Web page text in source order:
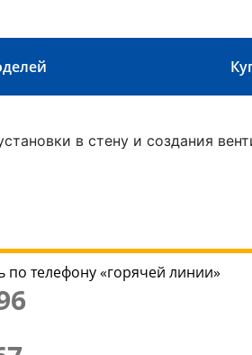
в стену и создания
телефону «горячей линии»